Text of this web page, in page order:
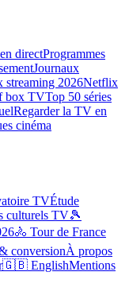
directProgrammes
Journaux
streaming 2026Netflix
box TVTop 50 séries
Regarder la TV en
cinéma
TVÉtude
culturels TV🎾
🚴 Tour de France
conversionÀ propos
🇬🇧 EnglishMentions